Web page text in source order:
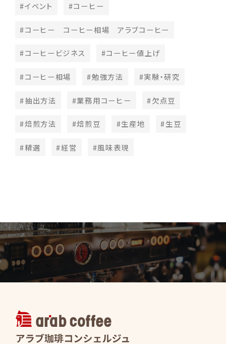
#イベント #コーヒー
#コーヒー コーヒー相場 アラブコーヒー
#コーヒービジネス #コーヒー値上げ
#コーヒー相場 #勉強方法 #実験・研究
#抽出方法 #業務用コーヒー #欠点豆
#焙煎方法 #焙煎豆 #生産地 #生豆
#精選 #経営 #風味表現